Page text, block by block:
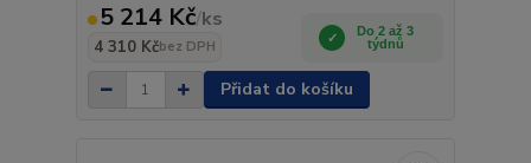
5 214 Kč/ks
4 310 Kčbez DPH
Do 2 až 3
týdnů
Přidat do košíku